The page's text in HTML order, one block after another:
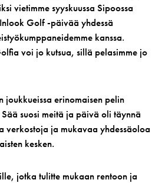
vietimme syyskuussa Sipoossa
Golf -päivää yhdessä
kanssa.
voi jo kutsua, sillä pelasimme jo
joukkueissa erinomaisen pelin
suosi meitä ja päivä oli täynnä
verkostoja ja mukavaa yhdessäoloa
kesken.
jotka tulitte mukaan rentoon ja